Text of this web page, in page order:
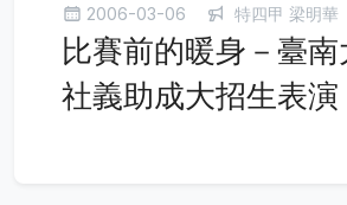
2006-03-06 特四甲 梁明華
比賽前的暖身－臺
社義助成大招生表演